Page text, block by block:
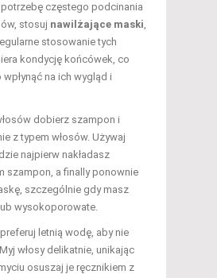
częstego podcinania
stosuj nawilżające maski,
stosowanie tych
kondycję końcówek, co
na ich wygląd i
dobierz szampon i
z typem włosów. Używaj
najpierw nakładasz
szampon, a finally ponownie
szczególnie gdy masz
wysokoporowate.
letnią wodę, aby nie
włosy delikatnie, unikając
osuszaj je ręcznikiem z